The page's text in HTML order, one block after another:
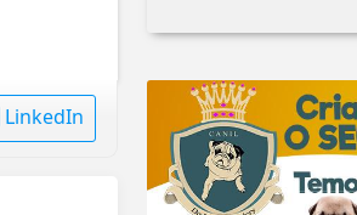
LinkedIn